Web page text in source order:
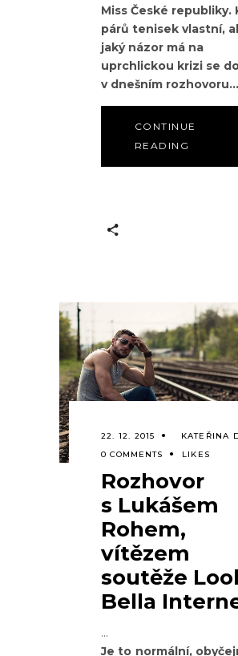
Miss České republiky.
párů tenisek vlastní,
jaký názor má na
uprchlickou krizi se
v dnešním rozhovoru...
CONTINUE
READING
22. 12. 2015
KATEŘINA
0 COMMENTS
LIKES
Rozhovor
s Lukášem
Rohem,
vítězem
soutěže
Bella
Je to normální,